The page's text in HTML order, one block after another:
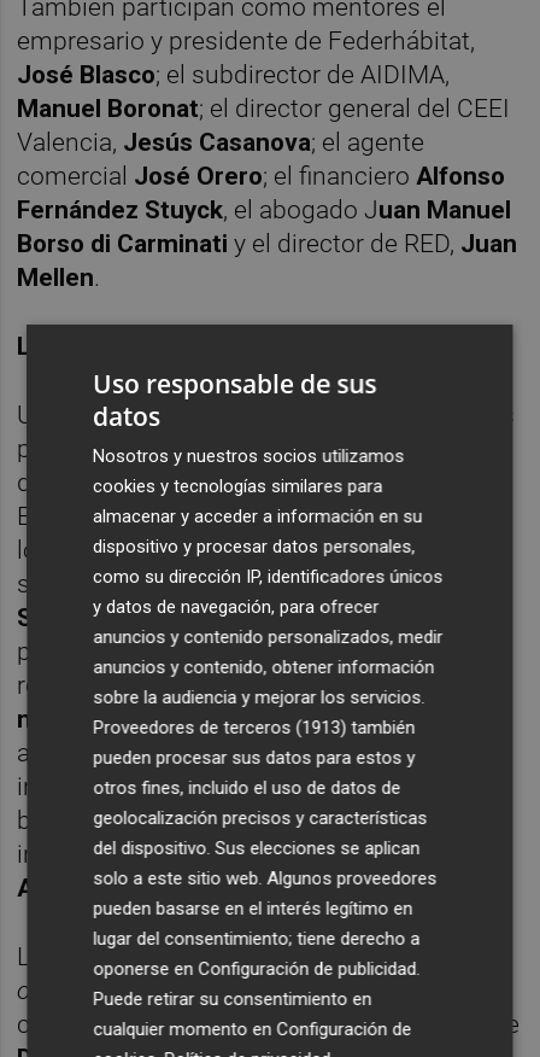
También participan como mentores el
empresario y presidente de Federhábitat,
José Blasco; el subdirector de AIDIMA,
Manuel Boronat; el director general del CEEI
Valencia, Jesús Casanova; el agente
comercial José Orero; el financieroAlfonso
Fernández Stuyck, el abogado Juan Manuel
Borso di Carminati y el director de RED, Juan
Mellen.
LOS ELEGIDOS PARA HÁBITAT VALENCIA
Una buena parte de la veintena de iniciativas
participantes se mueven en el ámbito del
diseño de producto o diseño de interiores.
Es el caso del proyectoCotbox, que facilita
los servicios de interiorismo con 'packs
servicio; o el estudio de diseño gráfico
Simon
; el diseño de mobiliario infantil que
proponeMenuty que cosechó buenos
resultados en la última edición del
nude
de Hábitat; la unión de diseño y
arquitectura deIñaki Badía; los servicios
integrales del estudioNihil Estudio
búsqueda de nuevas líneas de negocio del
incipiente estudio de diseño de interiores de
Amalia Vañó.
Las plataformas de comunicación
online
también están presentes en Alinea,
con iniciativas más consolidadas como la de
Uso responsable de sus
datos
Nosotros y nuestros socios utilizamos
cookies y tecnologías similares para
almacenar y acceder a información en su
dispositivo y procesar datos personales,
como su dirección IP, identificadores únicos
y datos de navegación, para ofrecer
anuncios y contenido personalizados, medir
anuncios y contenido, obtener información
sobre la audiencia y mejorar los servicios.
Proveedores de terceros (1913) también
pueden procesar sus datos para estos y
otros fines, incluido el uso de datos de
geolocalización precisos y características
del dispositivo. Sus elecciones se aplican
solo a este sitio web. Algunos proveedores
pueden basarse en el interés legítimo en
lugar del consentimiento; tiene derecho a
oponerse enConfiguración de publicidad
Puede retirar su consentimiento en
cualquier momento enConfiguración de